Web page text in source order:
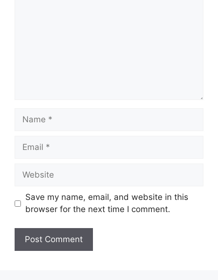
Name
Email
Website
Save my name, email, and website in this
browser for the next time I comment.